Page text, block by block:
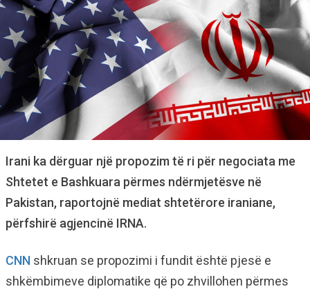
Irani ka dërguar një propozim të ri për negociata me
Shtetet e Bashkuara përmes ndërmjetësve në
Pakistan, raportojnë mediat shtetërore iraniane,
përfshirë agjencinë IRNA.
CNN shkruan se propozimi i fundit është pjesë e
shkëmbimeve diplomatike që po zhvillohen përmes